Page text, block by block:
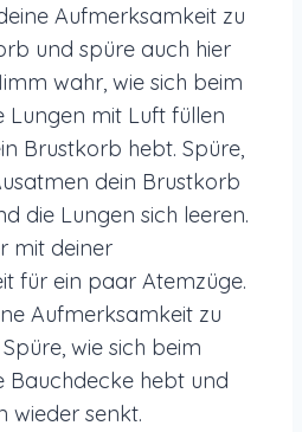
Aufmerksamkeit zu
und spüre auch hier
wahr, wie sich beim
Lungen mit Luft füllen
Brustkorb hebt. Spüre,
dein Brustkorb
die Lungen sich leeren.
mit deiner
für ein paar Atemzüge.
Aufmerksamkeit zu
wie sich beim
Bauchdecke hebt und
wieder senkt.